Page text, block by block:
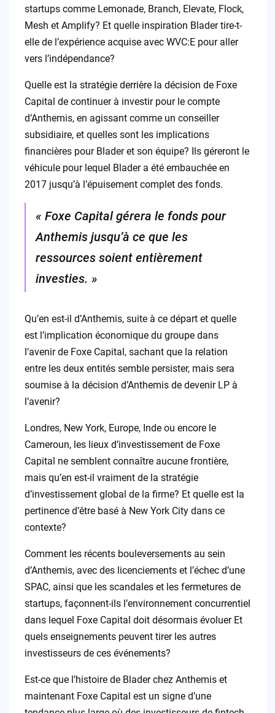
startups comme Lemonade, Branch, Elevate, Flock,
Mesh et Amplify? Et quelle inspiration Blader tire-t-
elle de l’expérience acquise avec WVC:E pour aller
vers l’indépendance?
Quelle est la stratégie derrière la décision de Foxe
Capital de continuer à investir pour le compte
d’Anthemis, en agissant comme un conseiller
subsidiaire, et quelles sont les implications
financières pour Blader et son équipe?
Ils géreront le
véhicule pour lequel Blader a été embauchée en
2017 jusqu’à l’épuisement complet des fonds.
« Foxe Capital gérera le fonds pour
Anthemis jusqu’à ce que les
ressources soient entièrement
investies. »
Qu’en est-il d’Anthemis, suite à ce départ et quelle
est l’implication économique du groupe dans
l’avenir de Foxe Capital, sachant que la relation
entre les deux entités semble persister, mais sera
soumise à la décision d’Anthemis de devenir LP à
l’avenir?
Londres, New York, Europe, Inde ou encore le
Cameroun, les lieux d’investissement de Foxe
Capital ne semblent connaître aucune frontière,
mais qu’en est-il vraiment de la stratégie
d’investissement global de la firme? Et quelle est la
pertinence d’être basé à New York City dans ce
contexte?
Comment les récents bouleversements au sein
d’Anthemis, avec des licenciements et l’échec d’une
SPAC, ainsi que les scandales et les fermetures de
startups, façonnent-ils l’environnement concurrentiel
dans lequel Foxe Capital doit désormais évoluer Et
quels enseignements peuvent tirer les autres
investisseurs de ces événements?
Est-ce que l’histoire de Blader chez Anthemis et
maintenant Foxe Capital est un signe d’une